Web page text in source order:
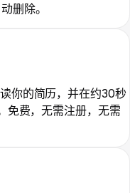
删除。
你的简历，并在约30秒
免费，无需注册，无需